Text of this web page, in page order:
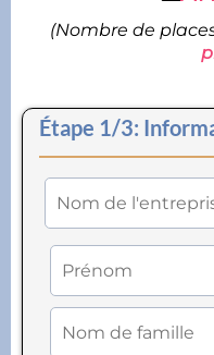
(Nombre de
Étape 1/3: